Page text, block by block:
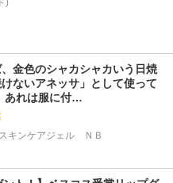
金色のシャカシャカいう日焼
ないアネッサ」として使って
あれは服に付…
キンケアジェル　ＮＢ